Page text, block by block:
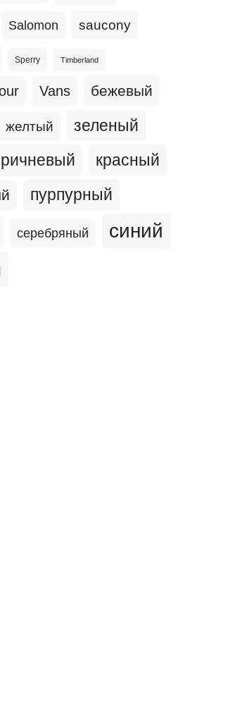
Salomon saucony
Sperry Timberland
Vans бежевый
желтый зеленый
красный
пурпурный
серебряный синий